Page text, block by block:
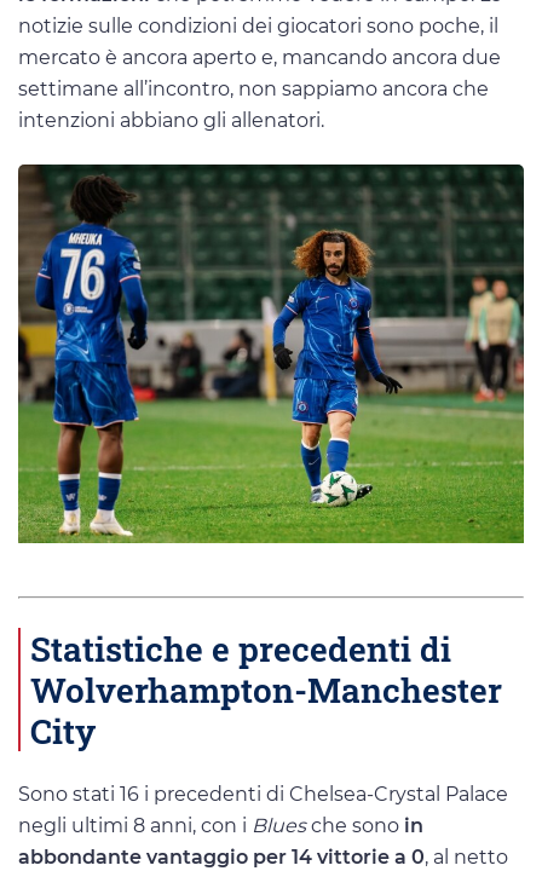
notizie sulle condizioni dei giocatori sono poche, il
mercato è ancora aperto e, mancando ancora due
settimane all’incontro, non sappiamo ancora che
intenzioni abbiano gli allenatori.
Statistiche e precedenti di
Wolverhampton-Manchester
City
Sono stati 16 i precedenti di Chelsea-Crystal Palace
negli ultimi 8 anni, con i Bluesche sono in
abbondante vantaggio per 14 vittorie a 0, al netto